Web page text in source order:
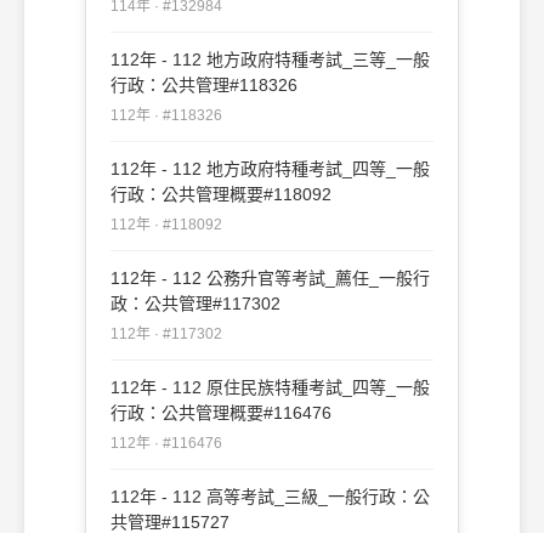
114年 · #132984
112年 - 112 地方政府特種考試_三等_一般
行政：公共管理#118326
112年 · #118326
112年 - 112 地方政府特種考試_四等_一般
行政：公共管理概要#118092
112年 · #118092
112年 - 112 公務升官等考試_薦任_一般行
政：公共管理#117302
112年 · #117302
112年 - 112 原住民族特種考試_四等_一般
行政：公共管理概要#116476
112年 · #116476
112年 - 112 高等考試_三級_一般行政：公
共管理#115727